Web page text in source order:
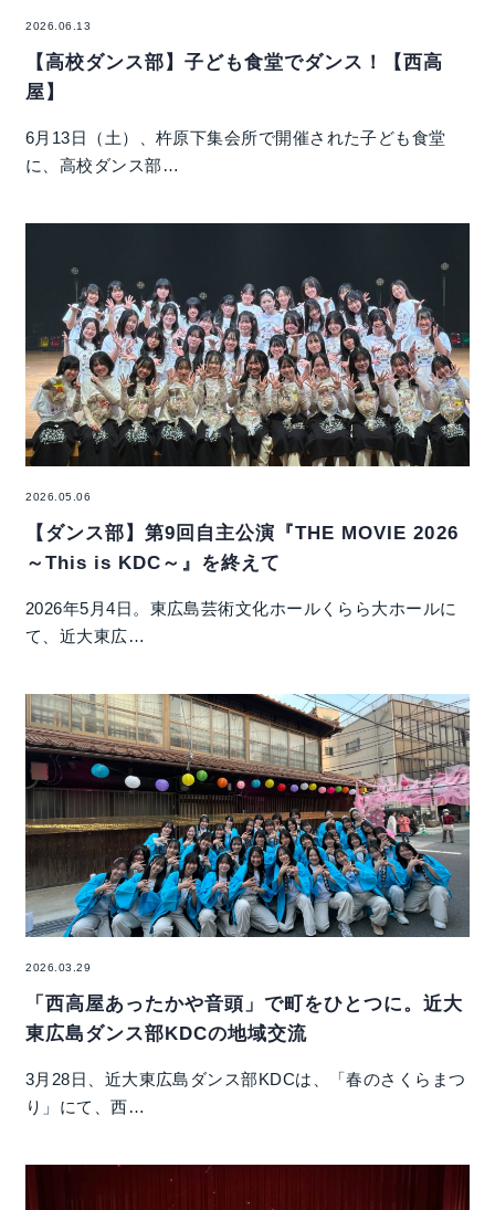
2026.06.13
【高校ダンス部】子ども食堂でダンス！【西高
屋】
6月13日（土）、杵原下集会所で開催された子ども食堂
に、高校ダンス部…
2026.05.06
【ダンス部】第9回自主公演『THE MOVIE 2026
～This is KDC～』を終えて
2026年5月4日。東広島芸術文化ホールくらら大ホールに
て、近大東広…
2026.03.29
「西高屋あったかや音頭」で町をひとつに。近大
東広島ダンス部KDCの地域交流
3月28日、近大東広島ダンス部KDCは、「春のさくらまつ
り」にて、西…